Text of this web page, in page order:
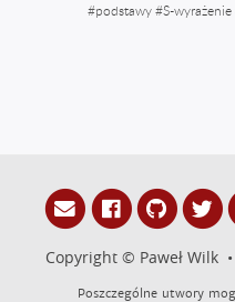
#podstawy#S-wyrażenie
Copyright © Paweł Wilk
Poszczególne utwory